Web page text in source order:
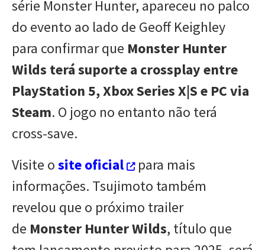
série Monster Hunter, apareceu no palco
do evento ao lado de Geoff Keighley
para confirmar que Monster Hunter
Wilds terá suporte a crossplay entre
PlayStation 5, Xbox Series X|S e PC via
Steam. O jogo no entanto não terá
cross-save.
Visite osite oficial
para mais
informações. Tsujimoto também
revelou que o próximo trailer
de Monster Hunter Wilds, título que